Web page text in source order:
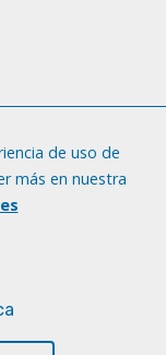
de uso de
más en nuestra